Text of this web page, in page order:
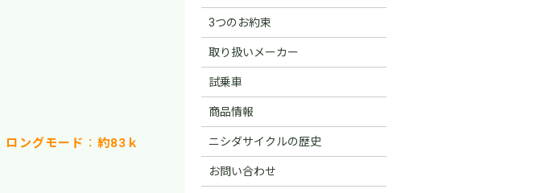
ロングモード ： 約83ｋ
3つのお約束
取り扱いメーカー
試乗車
商品情報
ニシダサイクルの歴史
お問い合わせ